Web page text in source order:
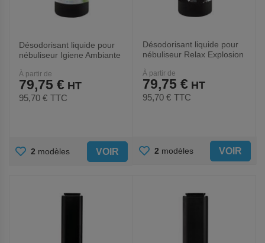
Désodorisant liquide pour
nébuliseur Igiene Ambiante
À partir de
79,75 €
95,70 € TTC
AJOUTER
2 modèles VOIR
Désodorisant liquide pour
nébuliseur Relax Explosion
À partir de
79,75 €
95,70 € TTC
AJOUTER
FAVORIS
2 modèles VOIR